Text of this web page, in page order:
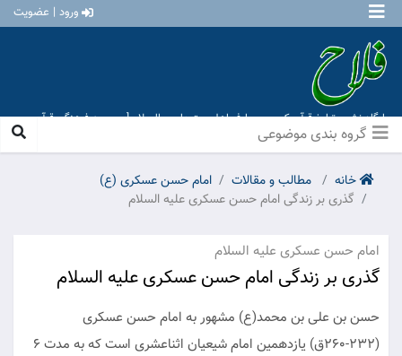
ورود | عضویت
پایگاه نشر و تبلیغ قرآن کریم و معارف اهل بیت علیهم السلام [ موسسه فرهنگی قرآن و
عترت منهاج عشق آباد ]
خانه مطالب و مقالات
امام حسن عسکری (ع)
گذری بر زندگی امام حسن عسکری علیه السلام
امام حسن عسکری علیه السلام
گذری بر زندگی امام حسن عسکری علیه السلام
حسن بن علی بن محمد(ع) مشهور به امام حسن عسکری
(۲۳۲-۲۶۰ق) یازدهمین امام شیعیان اثناعشری است که به مدت ۶